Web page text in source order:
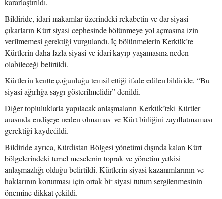
kararlaştırıldı.
Bildiride, idari makamlar üzerindeki rekabetin ve dar siyasi
çıkarların Kürt siyasi cephesinde bölünmeye yol açmasına izin
verilmemesi gerektiği vurgulandı. İç bölünmelerin Kerkük’te
Kürtlerin daha fazla siyasi ve idari kayıp yaşamasına neden
olabileceği belirtildi.
Kürtlerin kentte çoğunluğu temsil ettiği ifade edilen bildiride, “Bu
siyasi ağırlığa saygı gösterilmelidir” denildi.
Diğer topluluklarla yapılacak anlaşmaların Kerkük’teki Kürtler
arasında endişeye neden olmaması ve Kürt birliğini zayıflatmaması
gerektiği kaydedildi.
Bildiride ayrıca, Kürdistan Bölgesi yönetimi dışında kalan Kürt
bölgelerindeki temel meselenin toprak ve yönetim yetkisi
anlaşmazlığı olduğu belirtildi. Kürtlerin siyasi kazanımlarının ve
haklarının korunması için ortak bir siyasi tutum sergilenmesinin
önemine dikkat çekildi.